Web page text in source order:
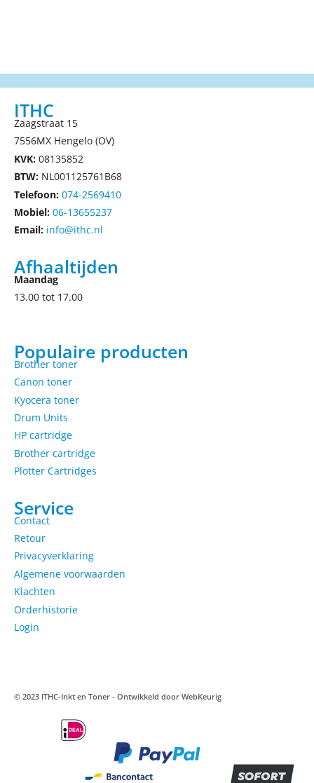
ITHC
Zaagstraat 15
7556MX Hengelo (OV)
KVK: 08135852
BTW: NL001125761B68
Telefoon: 074-2569410
Mobiel: 06-13655237
Email: info@ithc.nl
Afhaaltijden
Maandag
13.00 tot 17.00
Populaire producten
Brother toner
Canon toner
Kyocera toner
Drum Units
HP cartridge
Brother cartridge
Plotter Cartridges
Service
Contact
Retour
Privacyverklaring
Algemene voorwaarden
Klachten
Orderhistorie
Login
© 2023 ITHC-Inkt en Toner - Ontwikkeld door WebKeurig